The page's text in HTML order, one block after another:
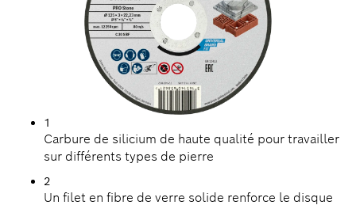
1
Carbure de silicium de haute qualité pour travailler
sur différents types de pierre
2
Un filet en fibre de verre solide renforce le disque